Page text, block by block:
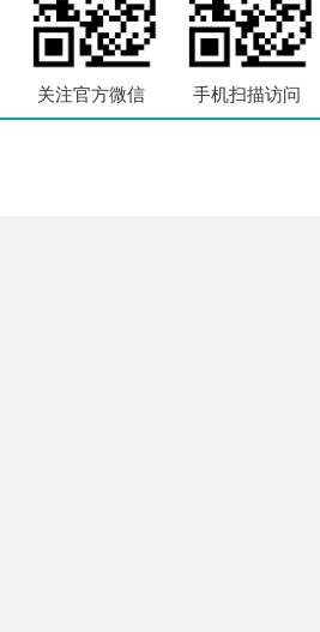
关注官方微信 手机扫描访问